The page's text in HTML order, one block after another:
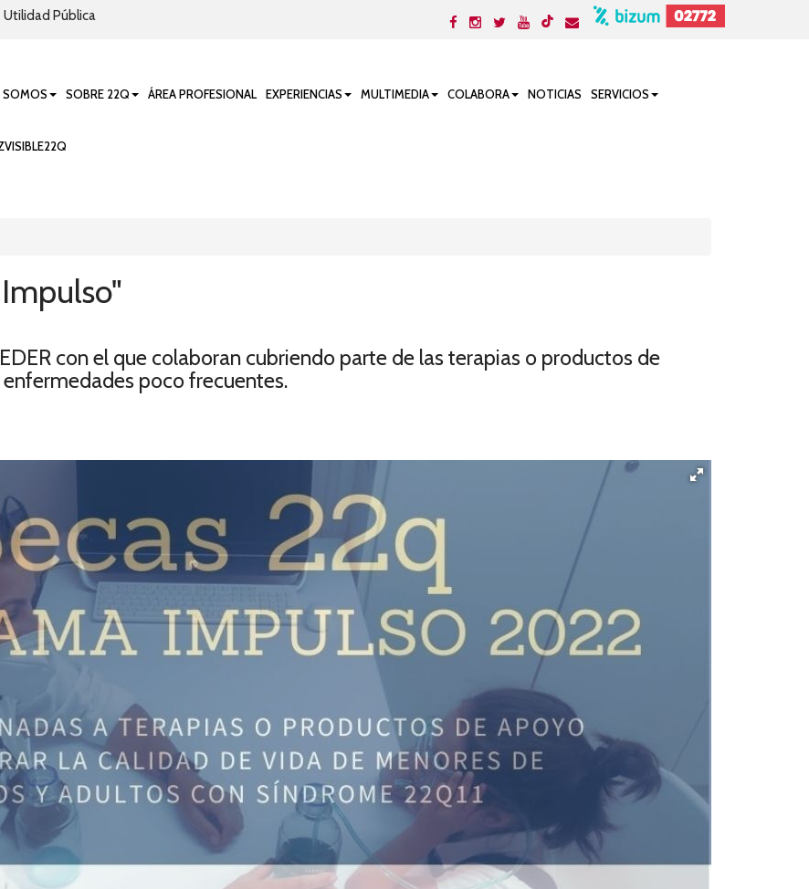
Utilidad Pública
SOMOS SOBRE 22Q ÁREA PROFESIONAL EXPERIENCIAS MULTIMEDIA COLABORA NOTICIAS SERVICIOS
con el que colaboran cubriendo parte de las terapias o productos de
poco frecuentes.